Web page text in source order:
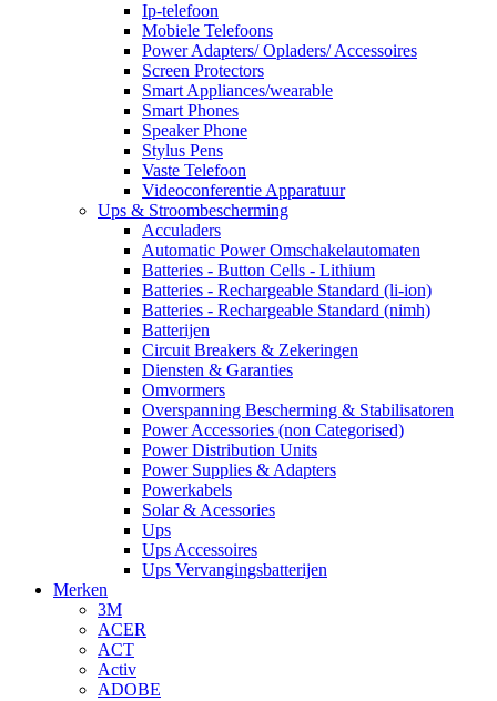
Ip-telefoon
Mobiele Telefoons
Power Adapters/ Opladers/ Accessoires
Screen Protectors
Smart Appliances/wearable
Smart Phones
Speaker Phone
Stylus Pens
Vaste Telefoon
Videoconferentie Apparatuur
Ups & Stroombescherming
Acculaders
Automatic Power Omschakelautomaten
Batteries - Button Cells - Lithium
Batteries - Rechargeable Standard (li-ion)
Batteries - Rechargeable Standard (nimh)
Batterijen
Circuit Breakers & Zekeringen
Diensten & Garanties
Omvormers
Overspanning Bescherming & Stabilisatoren
Power Accessories (non Categorised)
Power Distribution Units
Power Supplies & Adapters
Powerkabels
Solar & Acessories
Ups
Ups Accessoires
Ups Vervangingsbatterijen
Merken
3M
ACER
ACT
Activ
ADOBE